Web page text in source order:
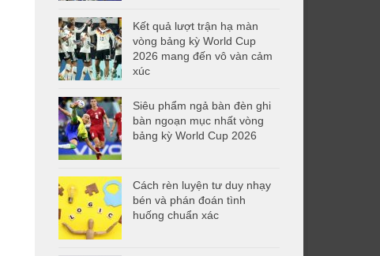
Kết quả lượt trận hạ màn
vòng bảng kỳ World Cup
2026 mang đến vô vàn cảm
xúc
Siêu phẩm ngả bàn đèn ghi
bàn ngoạn mục nhất vòng
bảng kỳ World Cup 2026
Cách rèn luyện tư duy nhạy
bén và phán đoán tình
huống chuẩn xác